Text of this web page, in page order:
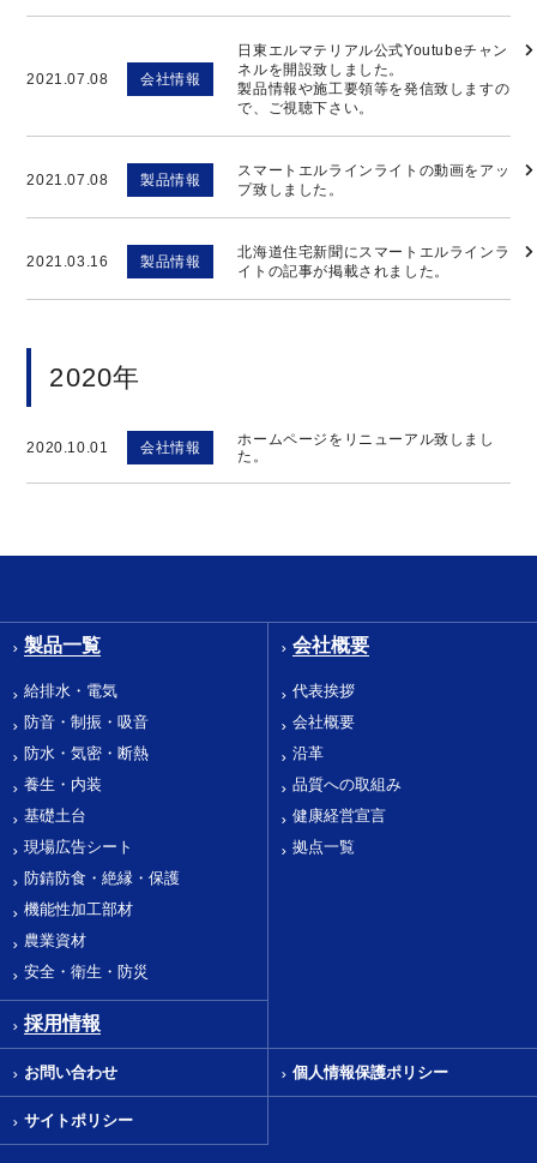
2021.07.08 会社情報
日東エルマテリアル公式Youtubeチャン
ネルを開設致しました。
製品情報や施工要領等を発信致しますの
で、ご視聴下さい。
2021.07.08 製品情報
スマートエルラインライトの動画をアッ
プ致しました。
2021.03.16 製品情報
北海道住宅新聞にスマートエルラインラ
イトの記事が掲載されました。
2020年
2020.10.01 会社情報
ホームページをリニューアル致しまし
た。
製品一覧
給排水・電気
防音・制振・吸音
防水・気密・断熱
養生・内装
基礎土台
現場広告シート
防錆防食・絶縁・保護
機能性加工部材
農業資材
安全・衛生・防災
会社概要
代表挨拶
会社概要
沿革
品質への取組み
健康経営宣言
拠点一覧
採用情報
お問い合わせ 個人情報保護ポリシー
サイトポリシー